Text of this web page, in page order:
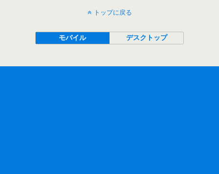
トップに戻る
モバイル デスクトップ